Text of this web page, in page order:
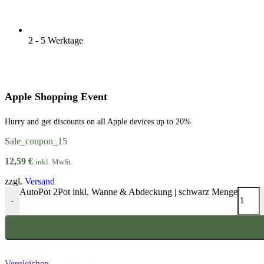
2 - 5 Werktage
Apple Shopping Event
Hurry and get discounts on all Apple devices up to 20%
Sale_coupon_15
12,59 € inkl. MwSt.
zzgl. Versand
-
AutoPot 2Pot inkl. Wanne & Abdeckung | schwarz Menge